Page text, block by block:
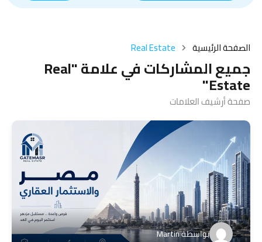
الصفحة الرئيسية Real Estate
جميع المشاركات في علامة "Real
Estate"
صفحة أرشيف العلامات
بواسطةMartin